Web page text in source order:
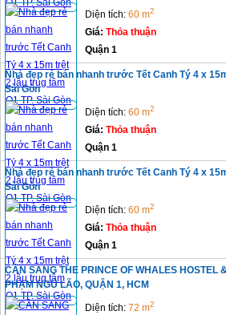
Diện tích: 60 m2
Giá: Thỏa thuận
Quận 1
Nhà đẹp rẻ bán nhanh trước Tết Canh Tý 4 x
Sài Gòn
Diện tích: 60 m2
Giá: Thỏa thuận
Quận 1
Nhà đẹp rẻ bán nhanh trước Tết Canh Tý 4 x
Sài Gòn
Diện tích: 60 m2
Giá: Thỏa thuận
Quận 1
CẦN SANG THE PRINCE OF WHALES HOSTEL
PHẠM NGŨ LÃO, QUẬN 1, HCM
Diện tích: 72 m2